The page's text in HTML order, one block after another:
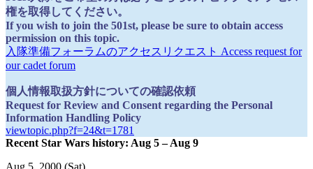
権を取得してください。
If you wish to join the 501st, please be sure to obtain access
permission on this topic.
入隊準備フォーラムのアクセスリクエスト Access request for
our cadet forum
個人情報取扱方針についての確認依頼
Request for Review and Consent regarding the Personal
Information Handling Policy
viewtopic.php?f=24&t=1781
Recent Star Wars history: Aug 5 – Aug 9